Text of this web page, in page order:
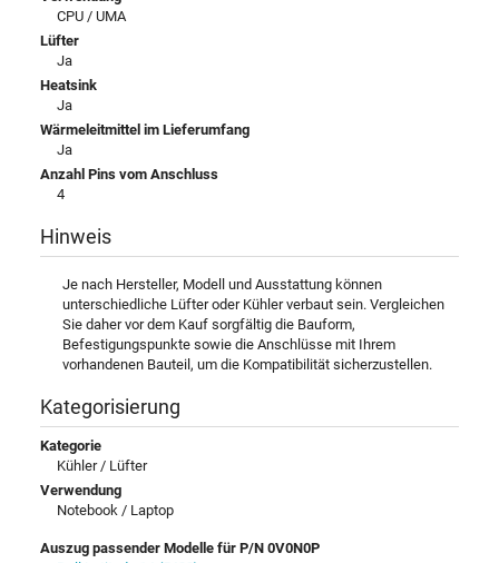
CPU / UMA
Lüfter
Ja
Heatsink
Ja
Wärmeleitmittel im Lieferumfang
Ja
Anzahl Pins vom Anschluss
4
Hinweis
Je nach Hersteller, Modell und Ausstattung können
unterschiedliche Lüfter oder Kühler verbaut sein. Vergleichen
Sie daher vor dem Kauf sorgfältig die Bauform,
Befestigungspunkte sowie die Anschlüsse mit Ihrem
vorhandenen Bauteil, um die Kompatibilität sicherzustellen.
Kategorisierung
Kategorie
Kühler / Lüfter
Verwendung
Notebook / Laptop
Auszug passender Modelle für P/N 0V0N0P